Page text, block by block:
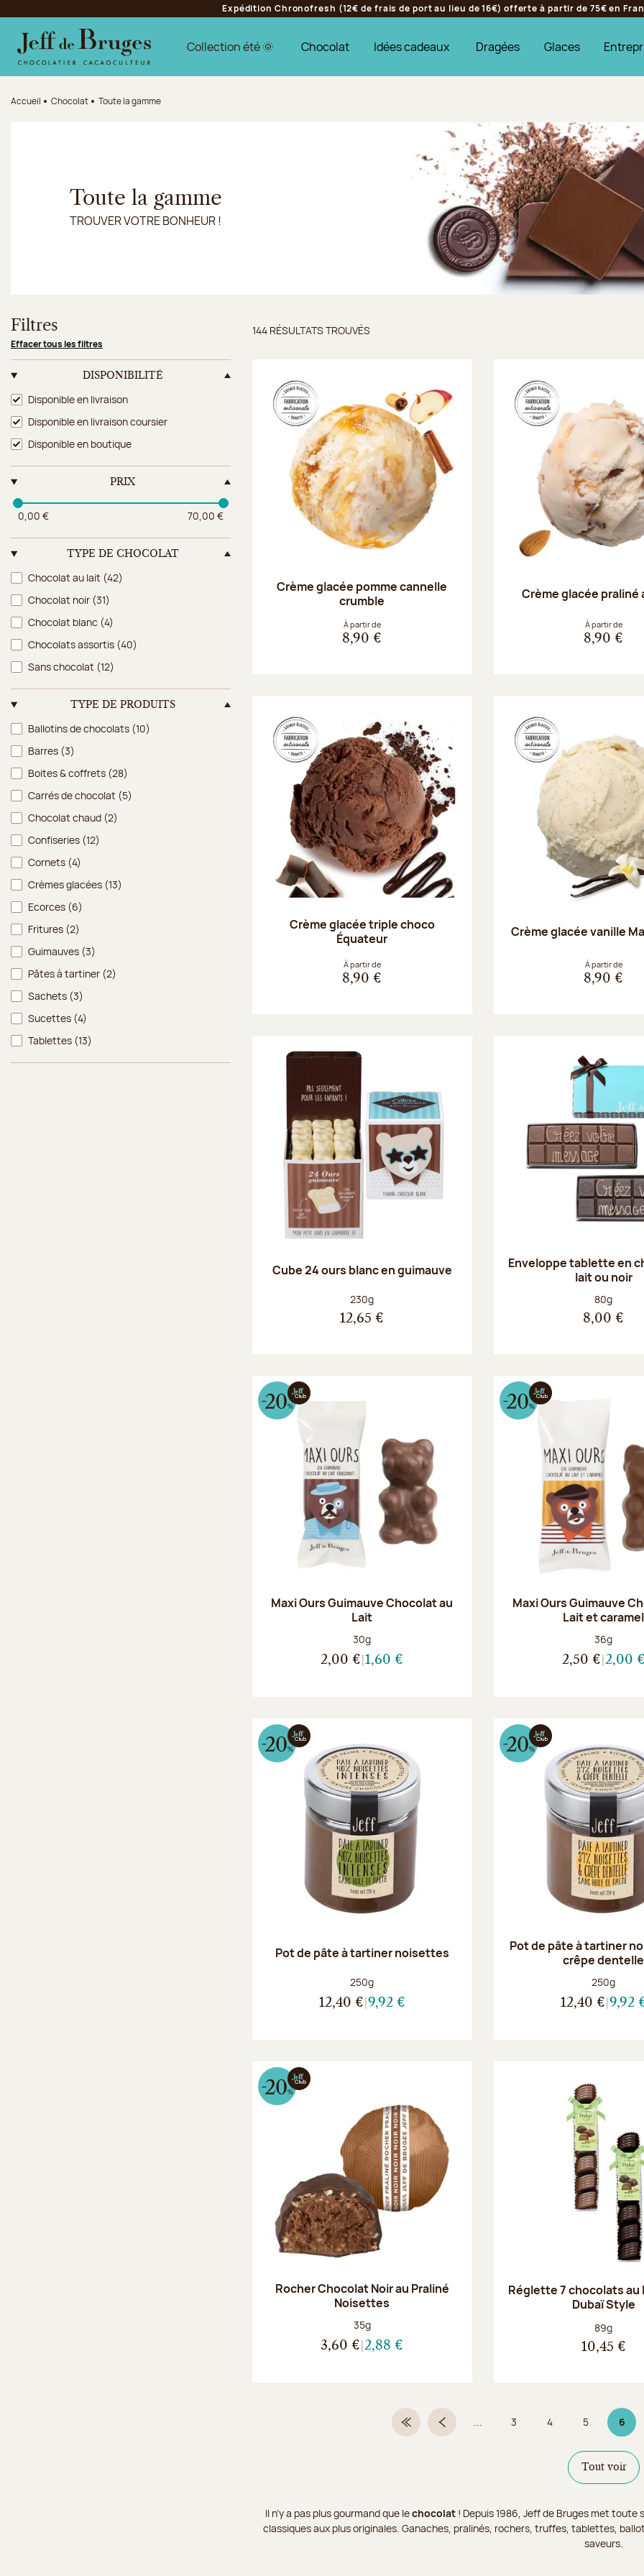
Aller au contenu principal
Aller au pied de page
Expédition Chronofresh (12€ de frais de port au lieu de 16€) offerte à partir de 75€ en
Collection été 🌞 Chocolat Idées cadeaux Dragées Glaces
Accueil Chocolat Toute la gamme
Toute la gamme
TROUVER VOTRE BONHEUR !
Filtres
Effacer tous les filtres
DISPONIBILITÉ
Disponibilité
Disponible en livraison
Disponible en livraison coursier
Disponible en boutique
PRIX
0,00 € 70,00 €
TYPE DE CHOCOLAT
Type de chocolat
Chocolat au lait (42)
Chocolat noir (31)
Chocolat blanc (4)
Chocolats assortis (40)
Sans chocolat (12)
TYPE DE PRODUITS
Type de produits
Ballotins de chocolats (10)
Barres (3)
Boites & coffrets (28)
Carrés de chocolat (5)
Chocolat chaud (2)
Confiseries (12)
Cornets (4)
Crèmes glacées (13)
Ecorces (6)
Fritures (2)
Guimauves (3)
Pâtes à tartiner (2)
Sachets (3)
Sucettes (4)
Tablettes (13)
Résultats trouvés
144 RÉSULTATS TROUVÉS
Crème glacée pomme cannelle
crumble
À partir de
8,90 €
Crème glacée praliné
À partir de
8,90 €
Crème glacée triple choco
Équateur
À partir de
8,90 €
Crème glacée vanille
À partir de
8,90 €
Cube 24 ours blanc en guimauve
Poids net :
230g
12,65 €
Enveloppe tablette en
lait ou noir
Poids net :
80g
8,00 €
Maxi Ours Guimauve Chocolat au
Lait
Poids net :
30g
2,00 € 1,60 €
Maxi Ours Guimauve
Lait et caramel
Poids net :
36g
2,50 € 2,00 €
Pot de pâte à tartiner noisettes
Poids net :
250g
12,40 € 9,92 €
Pot de pâte à tartiner
crêpe dentelle
Poids net :
250g
12,40 € 9,92
Rocher Chocolat Noir au Praliné
Noisettes
Poids net :
35g
3,60 € 2,88 €
Réglette 7 chocolats au
Dubaï Style
Poids net :
89g
10,45 €
Première pagePage précédente
... Page
3 Page
4 Page
5 6Page
Tout voir
Il n’y a pas plus gourmand que lechocolat! Depuis 1986, Jeff de Bruges met toute
classiques aux plus originales. Ganaches, pralinés, rochers, truffes, tablettes,
saveurs.